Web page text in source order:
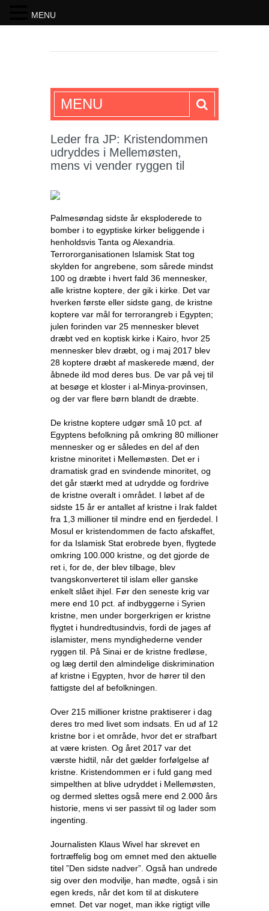
SKRIFTEN
MENU
Leder fra JP: Kristendommen
udryddes i Mellemøsten,
mens vi vender ryggen til
Palmesøndag sidste år eksploderede to
bomber i to egyptiske kirker beliggende i
henholdsvis Tanta og Alexandria.
Terrororganisationen Islamisk Stat tog
skylden for angrebene, som sårede mindst
100 og dræbte i hvert fald 36 mennesker,
alle kristne koptere, der gik i kirke. Det var
hverken første eller sidste gang, de kristne
koptere var mål for terrorangreb i Egypten;
julen forinden var 25 mennesker blevet
dræbt ved en koptisk kirke i Kairo, hvor 25
mennesker blev dræbt, og i maj 2017 blev
28 koptere dræbt af maskerede mænd, der
åbnede ild mod deres bus. De var på vej til
at besøge et kloster i al-Minya-provinsen,
og der var flere børn blandt de dræbte.
De kristne koptere udgør små 10 pct. af
Egyptens befolkning på omkring 80 millioner
mennesker og er således en del af den
kristne minoritet i Mellemøsten. Det er i
dramatisk grad en svindende minoritet, og
det går stærkt med at udrydde og fordrive
de kristne overalt i området. I løbet af de
sidste 15 år er antallet af kristne i Irak faldet
fra 1,3 millioner til mindre end en fjerdedel. I
Mosul er kristendommen de facto afskaffet,
for da Islamisk Stat erobrede byen, flygtede
omkring 100.000 kristne, og det gjorde de
ret i, for de, der blev tilbage, blev
tvangskonverteret til islam eller ganske
enkelt slået ihjel. Før den seneste krig var
mere end 10 pct. af indbyggerne i Syrien
kristne, men under borgerkrigen er kristne
flygtet i hundredtusindvis, fordi de jages af
islamister, mens myndighederne vender
ryggen til. På Sinai er de kristne fredløse,
og læg dertil den almindelige diskrimination
af kristne i Egypten, hvor de hører til den
fattigste del af befolkningen.
Over 215 millioner kristne praktiserer i dag
deres tro med livet som indsats. En ud af 12
kristne bor i et område, hvor det er strafbart
at være kristen. Og året 2017 var det
værste hidtil, når det gælder forfølgelse af
kristne. Kristendommen er i fuld gang med
simpelthen at blive udryddet i Mellemøsten,
og dermed slettes også mere end 2.000 års
historie, mens vi ser passivt til og lader som
ingenting.
Journalisten Klaus Wivel har skrevet en
fortræffelig bog om emnet med den aktuelle
titel ”Den sidste nadver”. Også han undrede
sig over den modvilje, han mødte, også i sin
egen kreds, når det kom til at diskutere
emnet. Det var noget, man ikke rigtigt ville
MENU